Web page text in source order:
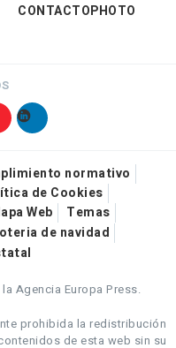
CONTACTOPHOTO
normativo
de Cookies
Web
Temas
de navidad
Agencia Europa Press.
prohibida la redistribución
de esta web sin su